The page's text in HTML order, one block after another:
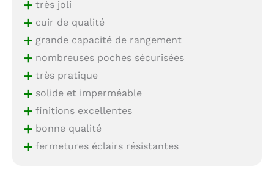
+très joli
+cuir de qualité
+grande capacité de rangement
+nombreuses poches sécurisées
+très pratique
+solide et imperméable
+finitions excellentes
+bonne qualité
+fermetures éclairs résistantes